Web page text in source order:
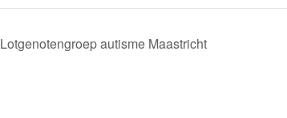
Lotgenotengroep autisme Maastricht